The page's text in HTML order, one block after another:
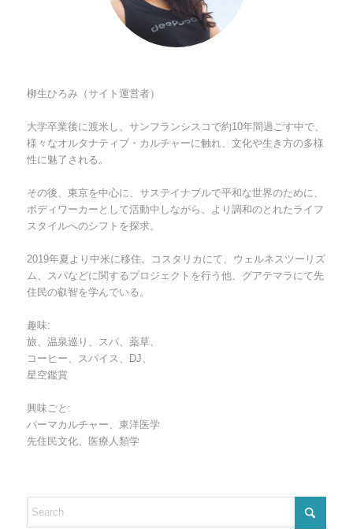
柳生ひろみ（サイト運営者）
大学卒業後に渡米し、サンフランシスコで約10年間過ごす中で、
様々なオルタナティブ・カルチャーに触れ、文化や生き方の多様
性に魅了される。
その後、東京を中心に、サステイナブルで平和な世界のために、
ボディワーカーとして活動中しながら、より調和のとれたライフ
スタイルへのシフトを探求。
2019年夏より中米に移住。コスタリカにて、ウェルネスツーリズ
ム、スパなどに関するプロジェクトを行う他、グアテマラにて先
住民の叡智を学んでいる。
趣味:
旅、温泉巡り、スパ、薬草、
コーヒー、スパイス、DJ、
星空鑑賞
興味ごと:
パーマカルチャー、東洋医学
先住民文化、医療人類学